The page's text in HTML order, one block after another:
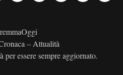
– Attualità
essere sempre aggiornato.